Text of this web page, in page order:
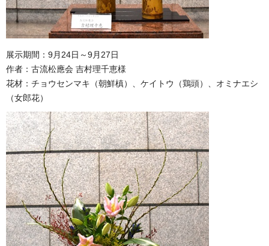
展示期間：9月24日～9月27日
作者：古流松應会 吉村理千恵様
花材：チョウセンマキ（朝鮮槙）、ケイトウ（鶏頭）、オミナエシ
（女郎花）